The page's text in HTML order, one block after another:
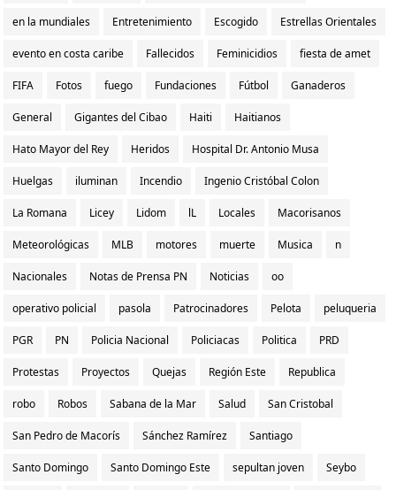
en la mundiales Entretenimiento Escogido Estrellas Orientales
evento en costa caribe Fallecidos Feminicidios fiesta de amet
FIFA Fotos fuego Fundaciones Fútbol Ganaderos
General Gigantes del Cibao Haiti Haitianos
Hato Mayor del Rey Heridos Hospital Dr. Antonio Musa
Huelgas iluminan Incendio Ingenio Cristóbal Colon
La Romana Licey Lidom lL Locales Macorisanos
Meteorológicas MLB motores muerte Musica n
Nacionales Notas de Prensa PN Noticias oo
operativo policial pasola Patrocinadores Pelota peluqueria
PGR PN Policia Nacional Policiacas Politica PRD
Protestas Proyectos Quejas Región Este Republica
robo Robos Sabana de la Mar Salud San Cristobal
San Pedro de Macorís Sánchez Ramírez Santiago
Santo Domingo Santo Domingo Este sepultan joven Seybo